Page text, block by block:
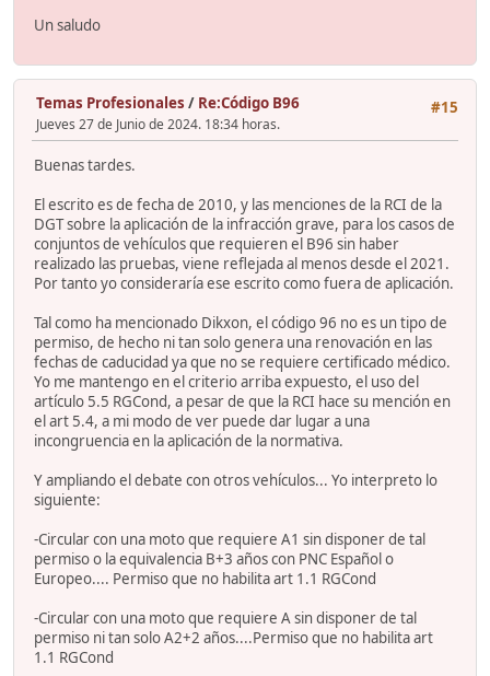
Un saludo
#15
Temas Profesionales / Re:Código B96
Jueves 27 de Junio de 2024. 18:34 horas.
Buenas tardes.
El escrito es de fecha de 2010, y las menciones de la RCI de la
DGT sobre la aplicación de la infracción grave, para los casos de
conjuntos de vehículos que requieren el B96 sin haber
realizado las pruebas, viene reflejada al menos desde el 2021.
Por tanto yo consideraría ese escrito como fuera de aplicación.
Tal como ha mencionado Dikxon, el código 96 no es un tipo de
permiso, de hecho ni tan solo genera una renovación en las
fechas de caducidad ya que no se requiere certificado médico.
Yo me mantengo en el criterio arriba expuesto, el uso del
artículo 5.5 RGCond, a pesar de que la RCI hace su mención en
el art 5.4, a mi modo de ver puede dar lugar a una
incongruencia en la aplicación de la normativa.
Y ampliando el debate con otros vehículos... Yo interpreto lo
siguiente:
-Circular con una moto que requiere A1 sin disponer de tal
permiso o la equivalencia B+3 años con PNC Español o
Europeo.... Permiso que no habilita art 1.1 RGCond
-Circular con una moto que requiere A sin disponer de tal
permiso ni tan solo A2+2 años....Permiso que no habilita art
1.1 RGCond